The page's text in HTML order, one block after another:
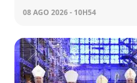
08 AGO 2026 - 10H54